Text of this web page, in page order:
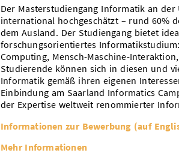
Der Masterstudiengang Informatik an
international hochgeschätzt – rund 60%
dem Ausland. Der Studiengang bietet
forschungsorientiertes
Computing, Mensch-Maschine-
Studierende können sich in diesen und
Informatik gemäß ihren eigenen
Einbindung am Saarland Informatics
der Expertise weltweit renommierter
Informationen zur Bewerbung (auf
Mehr Informationen